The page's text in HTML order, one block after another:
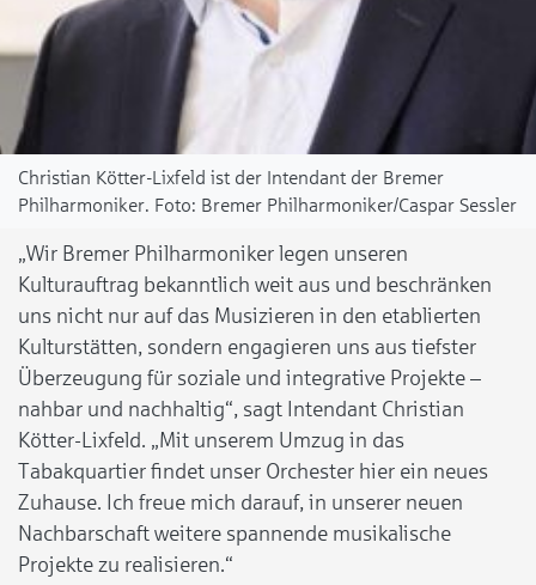
Christian Kötter-Lixfeld ist der Intendant der Bremer
Philharmoniker.
Bremer Philharmoniker/Caspar Sessler
„Wir Bremer Philharmoniker legen unseren
Kulturauftrag bekanntlich weit aus und beschränken
uns nicht nur auf das Musizieren in den etablierten
Kulturstätten, sondern engagieren uns aus tiefster
Überzeugung für soziale und integrative Projekte –
nahbar und nachhaltig“, sagt Intendant Christian
Kötter-Lixfeld. „Mit unserem Umzug in das
Tabakquartier findet unser Orchester hier ein neues
Zuhause. Ich freue mich darauf, in unserer neuen
Nachbarschaft weitere spannende musikalische
Projekte zu realisieren.“